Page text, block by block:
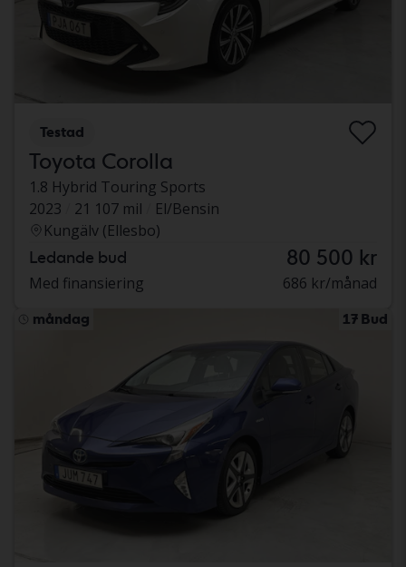
Testad
Toyota Corolla
1.8 Hybrid Touring Sports
2023
21 107 mil
El/Bensin
Kungälv (Ellesbo)
Ledande bud 80 500 kr
Med finansiering 686 kr/månad
måndag 17 Bud